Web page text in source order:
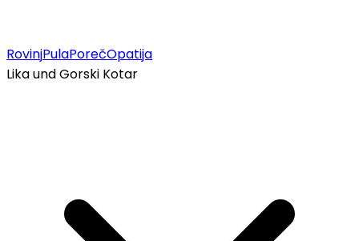
RovinjPulaPorečOpatija
Lika und Gorski Kotar